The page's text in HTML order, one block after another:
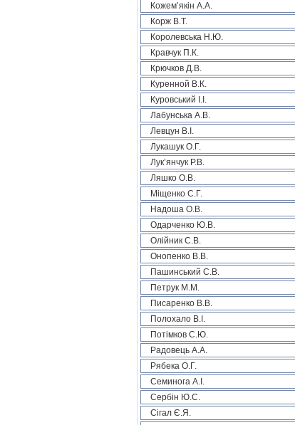
Кожем’якін А.А.
Корж В.Т.
Королевська Н.Ю.
Кравчук П.К.
Крючков Д.В.
Куренной В.К.
Куровський І.І.
Лабунська А.В.
Левцун В.І.
Лукашук О.Г.
Лук’янчук Р.В.
Ляшко О.В.
Міщенко С.Г.
Надоша О.В.
Одарченко Ю.В.
Олійник С.В.
Онопенко В.В.
Пашинський С.В.
Петрук М.М.
Писаренко В.В.
Полохало В.І.
Потімков С.Ю.
Радовець А.А.
Рябека О.Г.
Семинога А.І.
Сербін Ю.С.
Сігал Є.Я.